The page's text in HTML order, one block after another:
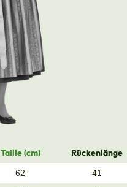
Taille (cm)
Rückenlänge
62 41